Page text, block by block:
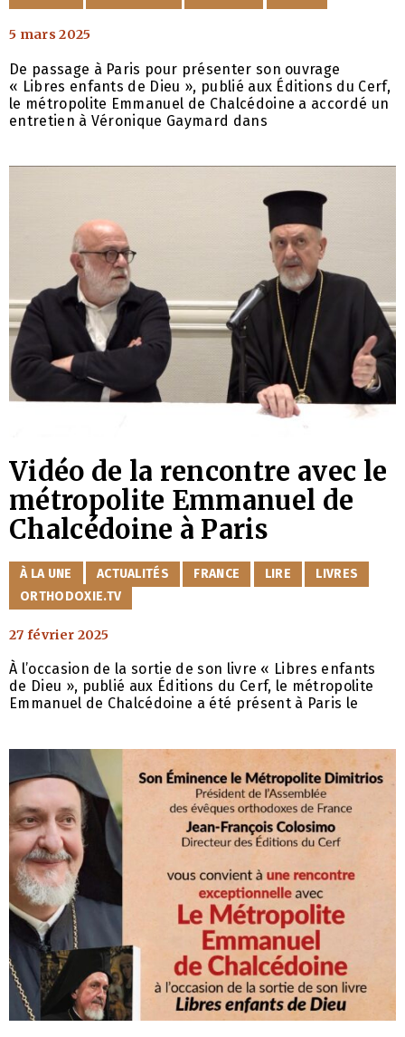
5 mars 2025
De passage à Paris pour présenter son ouvrage
« Libres enfants de Dieu », publié aux Éditions du Cerf,
le métropolite Emmanuel de Chalcédoine a accordé un
entretien à Véronique Gaymard dans
Vidéo de la rencontre avec le
métropolite Emmanuel de
Chalcédoine à Paris
CATÉGORIES
À LA UNE ACTUALITÉS FRANCE LIRE
LIVRES
ORTHODOXIE.TV
27 février 2025
À l’occasion de la sortie de son livre « Libres enfants
de Dieu », publié aux Éditions du Cerf, le métropolite
Emmanuel de Chalcédoine a été présent à Paris le